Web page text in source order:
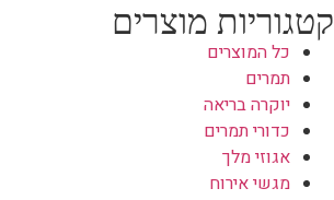
קטגוריות מוצרים
כל המוצרים
תמרים
יוקרה בריאה
כדורי תמרים
אגוזי מלך
מגשי אירוח